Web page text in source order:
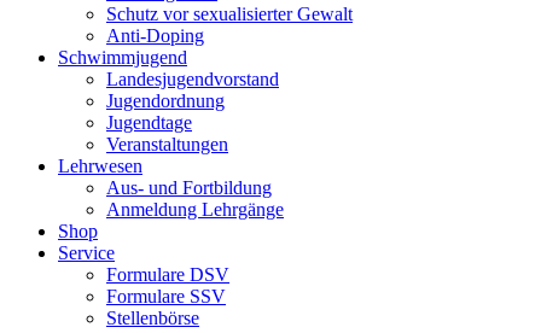
Schutz vor sexualisierter Gewalt
Anti-Doping
Schwimmjugend
Landesjugendvorstand
Jugendordnung
Jugendtage
Veranstaltungen
Lehrwesen
Aus- und Fortbildung
Anmeldung Lehrgänge
Shop
Service
Formulare DSV
Formulare SSV
Stellenbörse